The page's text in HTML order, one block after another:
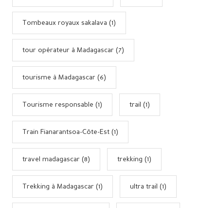
Tombeaux royaux sakalava (1)
tour opérateur à Madagascar (7)
tourisme à Madagascar (6)
Tourisme responsable (1) trail (1)
Train Fianarantsoa-Côte-Est (1)
travel madagascar (8) trekking (1)
Trekking à Madagascar (1) ultra trail (1)